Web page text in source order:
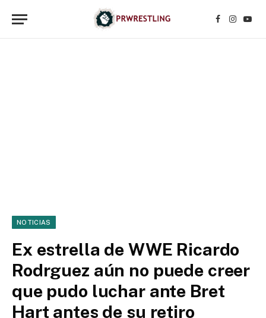
Facebook
NOTICIAS
Ex estrella de WWE Ricardo
Rodrguez aún no puede creer
que pudo luchar ante Bret
Hart antes de su retiro